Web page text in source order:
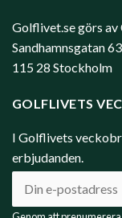
Golflivet.se görs av
Sandhamnsgatan
115 28 Stockholm
GOLFLIVETS
I Golflivets
erbjudanden.